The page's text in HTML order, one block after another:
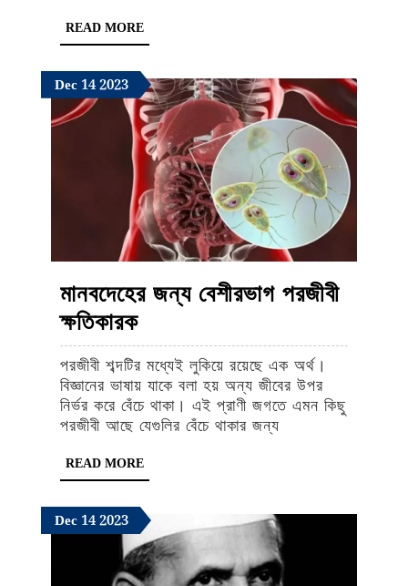
যেভাবে
ফাঁসিতে
ঝোলানো
হয়েছিল
READ MOREREAD
MORE
DecDecember
14,
2023
14December
14,
2023December
14,
2023
মানবদেহের জন্য বেশীরভাগ পরজীবী
ক্ষতিকারকমানবদেহের
জন্য
বেশীরভাগ
পরজীবী
ক্ষতিকারক
পরজীবী শব্দটির মধ্যেই লুকিয়ে রয়েছে এক অর্থ।
বিজ্ঞানের ভাষায় যাকে বলা হয় অন্য জীবের উপর
নির্ভর করে বেঁচে থাকা। এই প্রাণী জগতে এমন কিছু
পরজীবী আছে যেগুলির বেঁচে থাকার জন্য
READ MOREREAD
MORE
DecDecember
14,
14December
14,
2023
2023December
14,
2023